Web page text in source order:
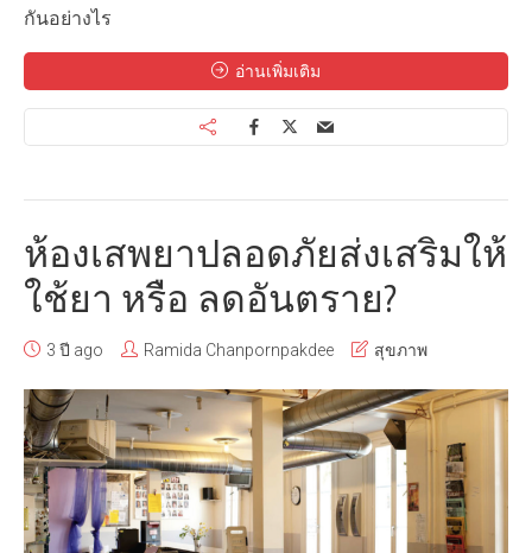
กันอย่างไร
อ่านเพิ่มเติม
ห้องเสพยาปลอดภัยส่งเสริมให้
ใช้ยา หรือ ลดอันตราย?
3 ปี ago Ramida Chanpornpakdee สุขภาพ